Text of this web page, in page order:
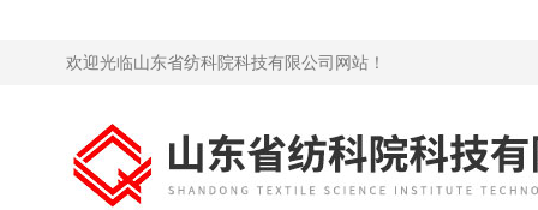
欢迎光临山东省纺科院科技有限公司网站！